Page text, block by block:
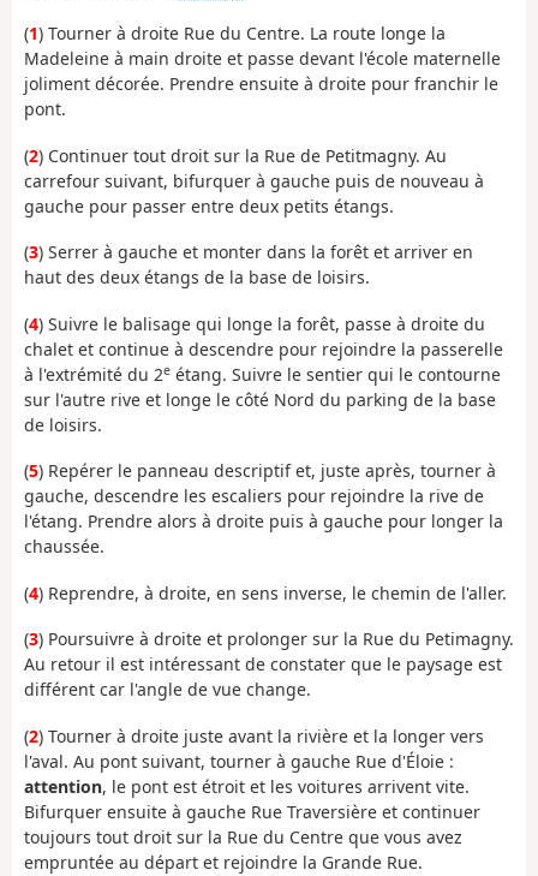
(1) Tourner à droite Rue du Centre. La route longe la
Madeleine à main droite et passe devant l'école maternelle
joliment décorée. Prendre ensuite à droite pour franchir le
pont.
(2) Continuer tout droit sur la Rue de Petitmagny. Au
carrefour suivant, bifurquer à gauche puis de nouveau à
gauche pour passer entre deux petits étangs.
(3) Serrer à gauche et monter dans la forêt et arriver en
haut des deux étangs de la base de loisirs.
(4) Suivre le balisage qui longe la forêt, passe à droite du
chalet et continue à descendre pour rejoindre la passerelle
à l'extrémité du 2e étang. Suivre le sentier qui le contourne
sur l'autre rive et longe le côté Nord du parking de la base
de loisirs.
(5) Repérer le panneau descriptif et, juste après, tourner à
gauche, descendre les escaliers pour rejoindre la rive de
l'étang. Prendre alors à droite puis à gauche pour longer la
chaussée.
(4) Reprendre, à droite, en sens inverse, le chemin de l'aller.
(3) Poursuivre à droite et prolonger sur la Rue du Petimagny.
Au retour il est intéressant de constater que le paysage est
différent car l'angle de vue change.
(2) Tourner à droite juste avant la rivière et la longer vers
l'aval. Au pont suivant, tourner à gauche Rue d'Éloie :
attention, le pont est étroit et les voitures arrivent vite.
Bifurquer ensuite à gauche Rue Traversière et continuer
toujours tout droit sur la Rue du Centre que vous avez
empruntée au départ et rejoindre la Grande Rue.